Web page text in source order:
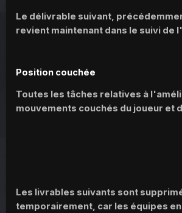
Le délivrable suivant,
revient maintenant dans le suivi de
Position couchée
Toutes les tâches relatives à
mouvements couchés du joueur et
Les livrables suivants sont
temporairement, car les équipes